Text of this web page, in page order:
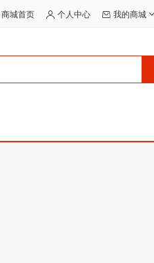
商城首页 个人中心 我的商城